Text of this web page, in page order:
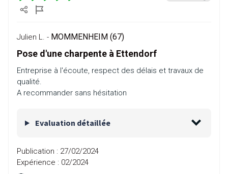
Julien L. - MOMMENHEIM (67)
Pose d'une charpente à Ettendorf
Entreprise à l'écoute, respect des délais et travaux de
qualité.
A recommander sans hésitation
Evaluation détaillée
Publication : 27/02/2024
Expérience : 02/2024